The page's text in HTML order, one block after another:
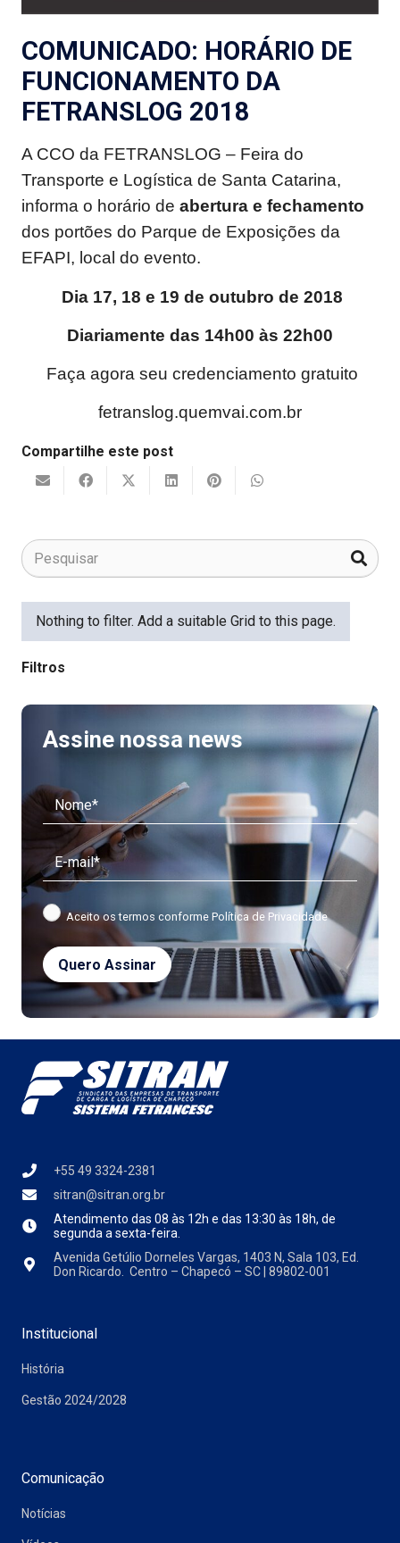
COMUNICADO: HORÁRIO DE
FUNCIONAMENTO DA
FETRANSLOG 2018
A CCO da FETRANSLOG – Feira do
Transporte e Logística de Santa Catarina,
informa o horário de abertura e fechamento
dos portões do Parque de Exposições da
EFAPI, local do evento.
Dia 17, 18 e 19 de outubro de 2018
Diariamente das 14h00 às 22h00
Faça agora seu credenciamento gratuito
fetranslog.quemvai.com.br
Compartilhe este post
Nothing to filter. Add a suitable Grid to this page.
Filtros
Assine nossa news
Aceito os termos conforme Política de Privacidade
+55 49 3324-2381
sitran@sitran.org.br
Atendimento das 08 às 12h e das 13:30 às 18h, de
segunda a sexta-feira.
Avenida Getúlio Dorneles Vargas, 1403 N, Sala 103, Ed.
Don Ricardo. Centro – Chapecó – SC | 89802-001
Institucional
História
Gestão 2024/2028
Comunicação
Notícias